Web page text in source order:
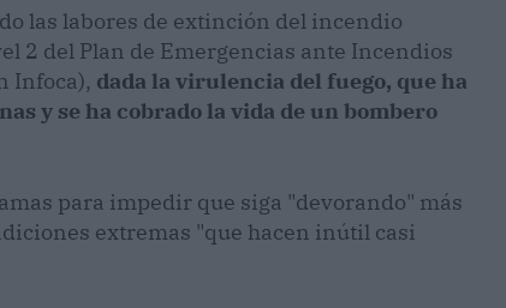
las labores de extinción del incendio
2 del Plan de Emergencias ante Incendios
Infoca), dada la virulencia del fuego, que ha
y se ha cobrado la vida de un bombero
para impedir que siga "devorando" más
extremas "que hacen inútil casi